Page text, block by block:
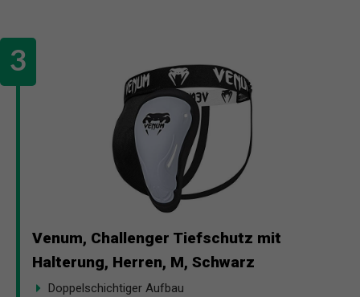
Venum, Challenger Tiefschutz mit
Halterung, Herren, M, Schwarz
Doppelschichtiger Aufbau